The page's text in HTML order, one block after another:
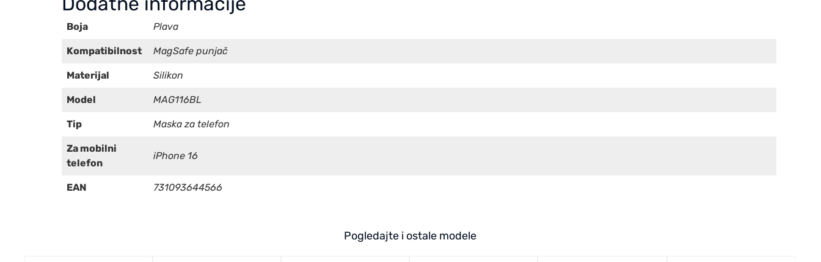
Boja Plava
Kompatibilnost MagSafe punjač
Materijal Silikon
Model MAG116BL
Tip Maska za telefon
Za mobilni
telefon
iPhone 16
EAN 731093644566
Pogledajte i ostale modele